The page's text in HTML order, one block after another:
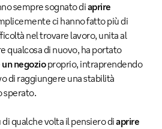
sempre sognato diaprire
ci hanno fatto più di
nel trovare lavoro, unita al
qualcosa di nuovo, ha portato
negozioproprio, intraprendendo
di raggiungere una stabilità
sperato.
qualche volta il pensiero diaprire